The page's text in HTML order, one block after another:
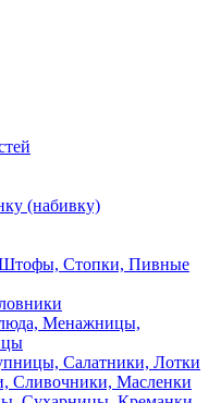
(набивку)
Стопки, Пивные
Менажницы,
Салатники, Лотки
Сливочники, Масленки